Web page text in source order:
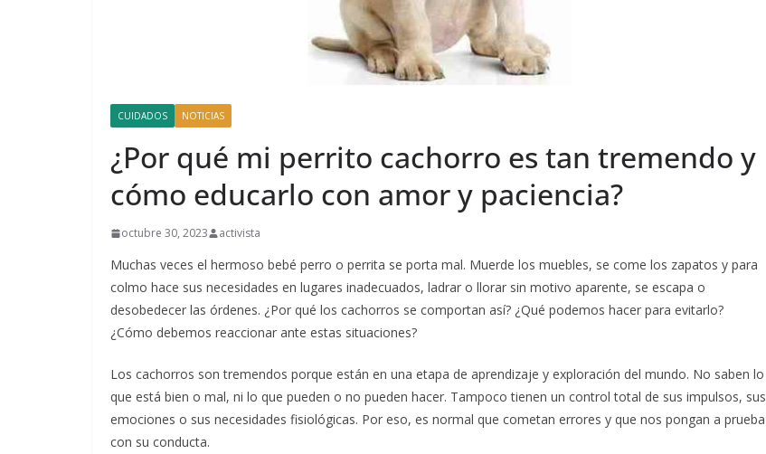
CUIDADOS NOTICIAS
¿Por qué mi perrito cachorro es tan tremendo y
cómo educarlo con amor y paciencia?
octubre 30, 2023 activista
Muchas veces el hermoso bebé perro o perrita se porta mal. Muerde los muebles, se come los zapatos y para
colmo hace sus necesidades en lugares inadecuados, ladrar o llorar sin motivo aparente, se escapa o
desobedecer las órdenes. ¿Por qué los cachorros se comportan así? ¿Qué podemos hacer para evitarlo?
¿Cómo debemos reaccionar ante estas situaciones?
Los cachorros son tremendos porque están en una etapa de aprendizaje y exploración del mundo. No saben lo
que está bien o mal, ni lo que pueden o no pueden hacer. Tampoco tienen un control total de sus impulsos, sus
emociones o sus necesidades fisiológicas. Por eso, es normal que cometan errores y que nos pongan a prueba
con su conducta.